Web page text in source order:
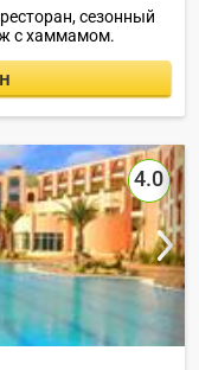
сезонный
с хаммамом.
4.0